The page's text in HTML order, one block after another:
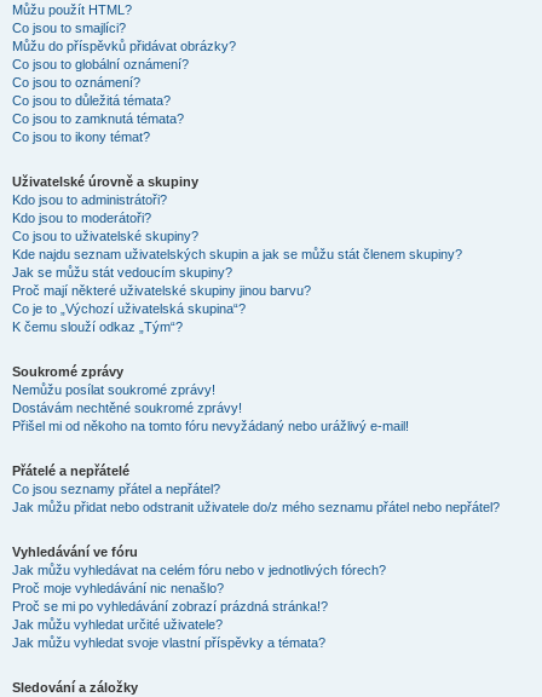
Můžu použít HTML?
Co jsou to smajlíci?
Můžu do příspěvků přidávat obrázky?
Co jsou to globální oznámení?
Co jsou to oznámení?
Co jsou to důležitá témata?
Co jsou to zamknutá témata?
Co jsou to ikony témat?
Uživatelské úrovně a skupiny
Kdo jsou to administrátoři?
Kdo jsou to moderátoři?
Co jsou to uživatelské skupiny?
Kde najdu seznam uživatelských skupin a jak se můžu stát členem skupiny?
Jak se můžu stát vedoucím skupiny?
Proč mají některé uživatelské skupiny jinou barvu?
Co je to „Výchozí uživatelská skupina“?
K čemu slouží odkaz „Tým“?
Soukromé zprávy
Nemůžu posílat soukromé zprávy!
Dostávám nechtěné soukromé zprávy!
Přišel mi od někoho na tomto fóru nevyžádaný nebo urážlivý e-mail!
Přátelé a nepřátelé
Co jsou seznamy přátel a nepřátel?
Jak můžu přidat nebo odstranit uživatele do/z mého seznamu přátel nebo nepřátel?
Vyhledávání ve fóru
Jak můžu vyhledávat na celém fóru nebo v jednotlivých fórech?
Proč moje vyhledávání nic nenašlo?
Proč se mi po vyhledávání zobrazí prázdná stránka!?
Jak můžu vyhledat určité uživatele?
Jak můžu vyhledat svoje vlastní příspěvky a témata?
Sledování a záložky